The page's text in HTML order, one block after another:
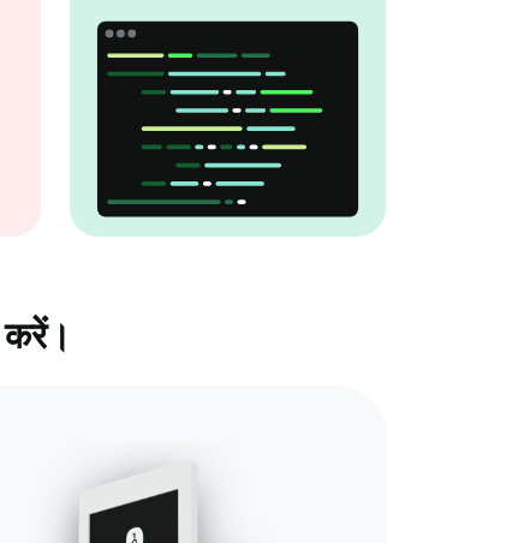
करें।